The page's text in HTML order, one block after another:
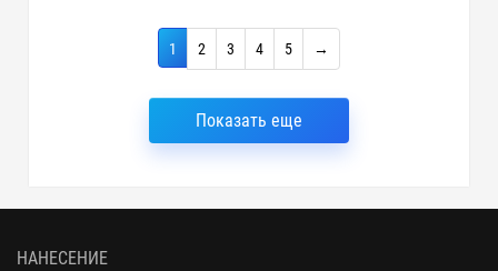
1 2 3 4 5 →
Показать еще
НАНЕСЕНИЕ